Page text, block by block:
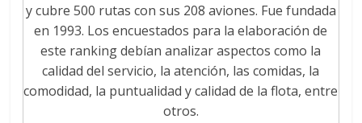
y cubre 500 rutas con sus 208 aviones. Fue fundada
en 1993. Los encuestados para la elaboración de
este ranking debían analizar aspectos como la
calidad del servicio, la atención, las comidas, la
comodidad, la puntualidad y calidad de la flota, entre
otros.